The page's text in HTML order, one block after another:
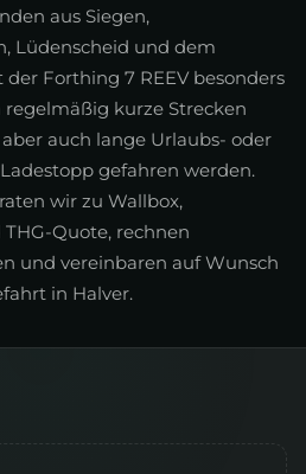
aus Siegen,
Lüdenscheid und dem
Forthing 7 REEV besonders
kurze Strecken
auch lange Urlaubs- oder
gefahren werden.
wir zu Wallbox,
Quote, rechnen
und vereinbaren auf Wunsch
in Halver.